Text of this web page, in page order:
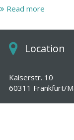
Wir bitten um
Ihnen in
Read more
Location
Kaiserstr. 10
60311 Frankfurt/